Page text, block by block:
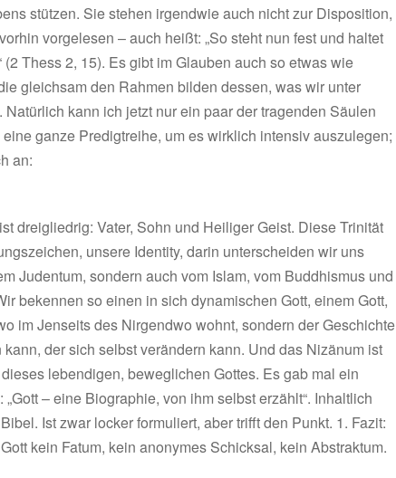
stützen. Sie stehen irgendwie auch nicht zur Disposition,
vorgelesen – auch heißt: „So steht nun fest und haltet
Thess 2, 15). Es gibt im Glauben auch so etwas wie
gleichsam den Rahmen bilden dessen, was wir unter
kann ich jetzt nur ein paar der tragenden Säulen
ganze Predigtreihe, um es wirklich intensiv auszulegen;
an:
dreigliedrig: Vater, Sohn und Heiliger Geist. Diese Trinität
unsere Identity, darin unterscheiden wir uns
Judentum, sondern auch vom Islam, vom Buddhismus und
bekennen so einen in sich dynamischen Gott, einem Gott,
im Jenseits des Nirgendwo wohnt, sondern der Geschichte
der sich selbst verändern kann. Und das Nizänum ist
lebendigen, beweglichen Gottes. Es gab mal ein
– eine Biographie, von ihm selbst erzählt“. Inhaltlich
Ist zwar locker formuliert, aber trifft den Punkt. 1. Fazit:
kein Fatum, kein anonymes Schicksal, kein Abstraktum.